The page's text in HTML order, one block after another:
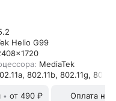
Helio G99
MediaTek
802.11b, 802.11g,
• от 490 ₽ Оплата